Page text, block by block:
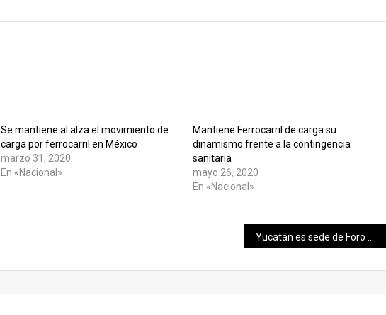
Se mantiene al alza el movimiento de
carga por ferrocarril en México
marzo 31, 2020
En «Nacional»
Mantiene Ferrocarril de carga su
dinamismo frente a la contingencia
sanitaria
mayo 26, 2020
En «Nacional»